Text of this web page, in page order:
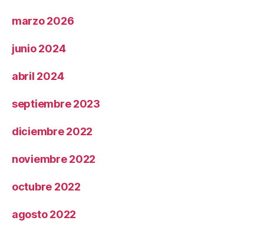
marzo 2026
junio 2024
abril 2024
septiembre 2023
diciembre 2022
noviembre 2022
octubre 2022
agosto 2022